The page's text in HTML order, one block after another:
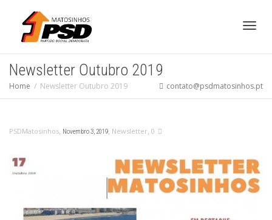
Newsletter Outubro 2019
Home Newsletter Outubro 2019 contato@psdmatosinhos.pt
PSDMatosinhos, Novembro 3, 2019, Newsletter, 0